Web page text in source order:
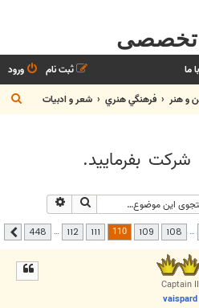
تخصصی
ما ورود
ثبت نام
و هنر فرهنگي هنري شعر و ادبيات
ج
س
بفرماييد.
جستجو
…
108
109
110
111
112
…
448 بعدی
Captain II
vaispard